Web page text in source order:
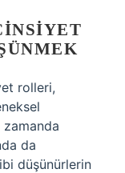
rolleri,
zamanda
da
düşünürlerin